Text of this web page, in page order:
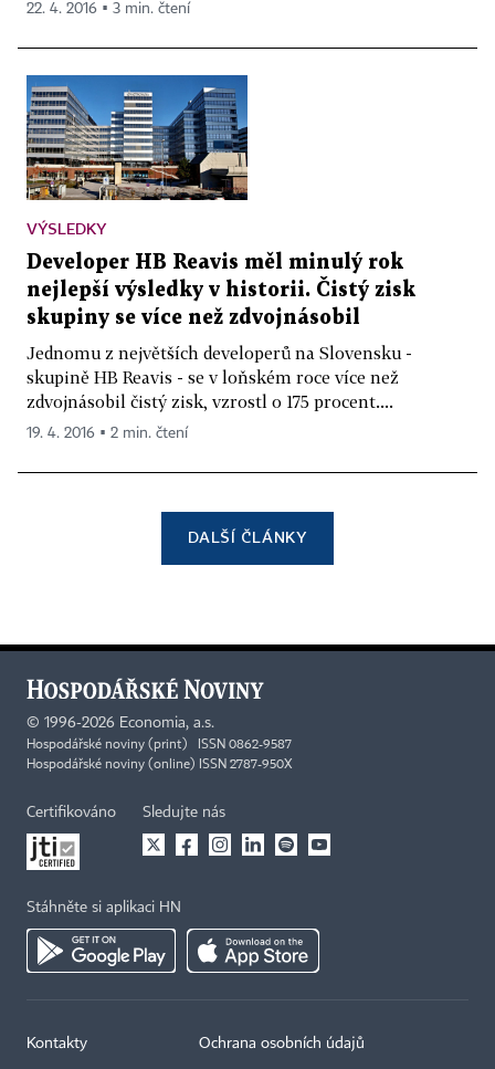
22. 4. 2016 ▪ 3 min. čtení
VÝSLEDKY
Developer HB Reavis měl minulý rok
nejlepší výsledky v historii. Čistý zisk
skupiny se více než zdvojnásobil
Jednomu z největších developerů na Slovensku -
skupině HB Reavis - se v loňském roce více než
zdvojnásobil čistý zisk, vzrostl o 175 procent....
19. 4. 2016 ▪ 2 min. čtení
DALŠÍ ČLÁNKY
© 1996-2026 Economia, a.s.
Hospodářské noviny (print) ISSN 0862-9587
Hospodářské noviny (online) ISSN 2787-950X
Certifikováno Sledujte nás
Stáhněte si aplikaci HN
Kontakty Ochrana osobních údajů